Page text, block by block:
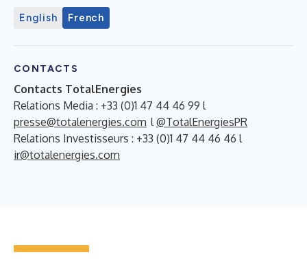
English French
CONTACTS
Contacts TotalEnergies
Relations Media : +33 (0)1 47 44 46 99 l
presse@totalenergies.com l @TotalEnergiesPR
Relations Investisseurs : +33 (0)1 47 44 46 46 l
ir@totalenergies.com